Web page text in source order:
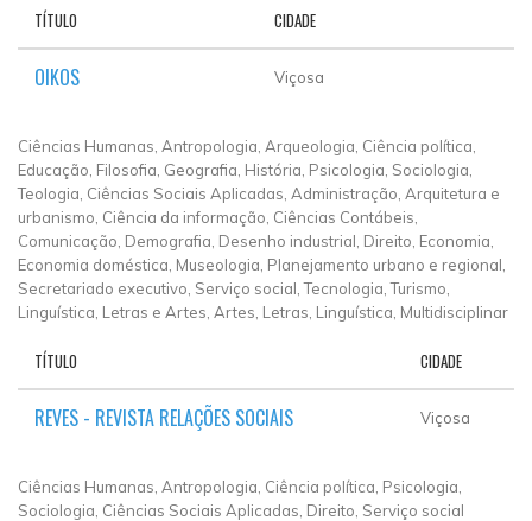
TÍTULO CIDADE
OIKOS Viçosa
Ciências Humanas, Antropologia, Arqueologia, Ciência política,
Educação, Filosofia, Geografia, História, Psicologia, Sociologia,
Teologia, Ciências Sociais Aplicadas, Administração, Arquitetura e
urbanismo, Ciência da informação, Ciências Contábeis,
Comunicação, Demografia, Desenho industrial, Direito, Economia,
Economia doméstica, Museologia, Planejamento urbano e regional,
Secretariado executivo, Serviço social, Tecnologia, Turismo,
Linguística, Letras e Artes, Artes, Letras, Linguística, Multidisciplinar
TÍTULO CIDADE
REVES - REVISTA RELAÇÕES SOCIAIS Viçosa
Ciências Humanas, Antropologia, Ciência política, Psicologia,
Sociologia, Ciências Sociais Aplicadas, Direito, Serviço social